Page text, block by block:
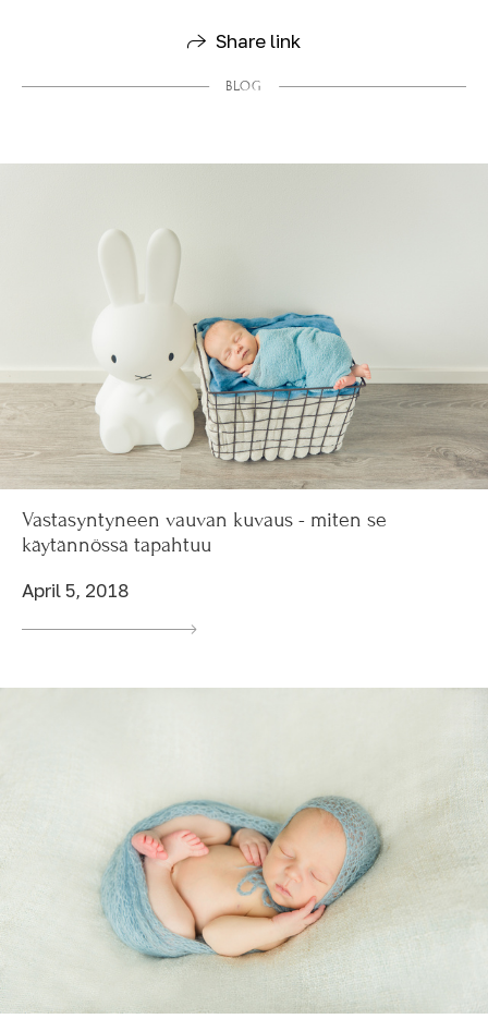
Share link
BLOG
Vastasyntyneen vauvan kuvaus - miten se
käytännössä tapahtuu
April 5, 2018